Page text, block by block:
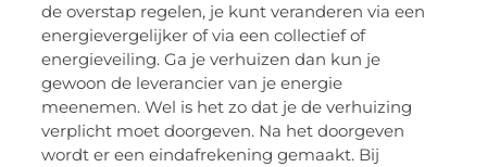
de overstap regelen, je kunt veranderen via een
energievergelijker of via een collectief of
energieveiling. Ga je verhuizen dan kun je
gewoon de leverancier van je energie
meenemen. Wel is het zo dat je de verhuizing
verplicht moet doorgeven. Na het doorgeven
wordt er een eindafrekening gemaakt. Bij